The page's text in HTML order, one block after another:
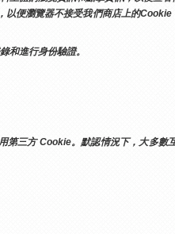
便瀏覽器不接受我們商店上的Cookie
和進行身份驗證。
第三方 Cookie。默認情況下，大多數